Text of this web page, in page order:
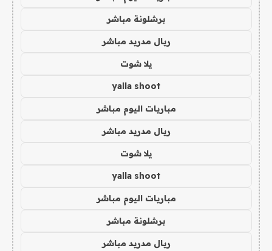
برشلونة مباشر
ريال مدريد مباشر
يلا شوت
yalla shoot
مباريات اليوم مباشر
ريال مدريد مباشر
يلا شوت
yalla shoot
مباريات اليوم مباشر
برشلونة مباشر
ريال مدريد مباشر